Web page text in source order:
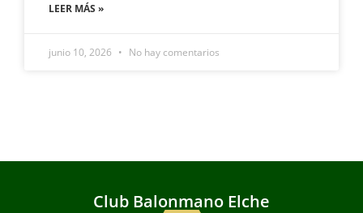
LEER MÁS »
junio 10, 2026 No hay comentarios
Club Balonmano Elche